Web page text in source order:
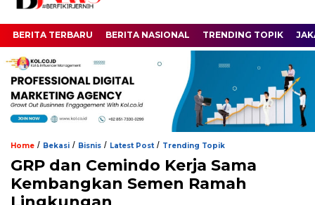
BERITA TERBARU BERITA NASIONAL TRENDING TOPIK
Home / Bekasi / Bisnis / Latest Post / Trending Topik
GRP dan Cemindo Kerja Sama
Kembangkan Semen Ramah